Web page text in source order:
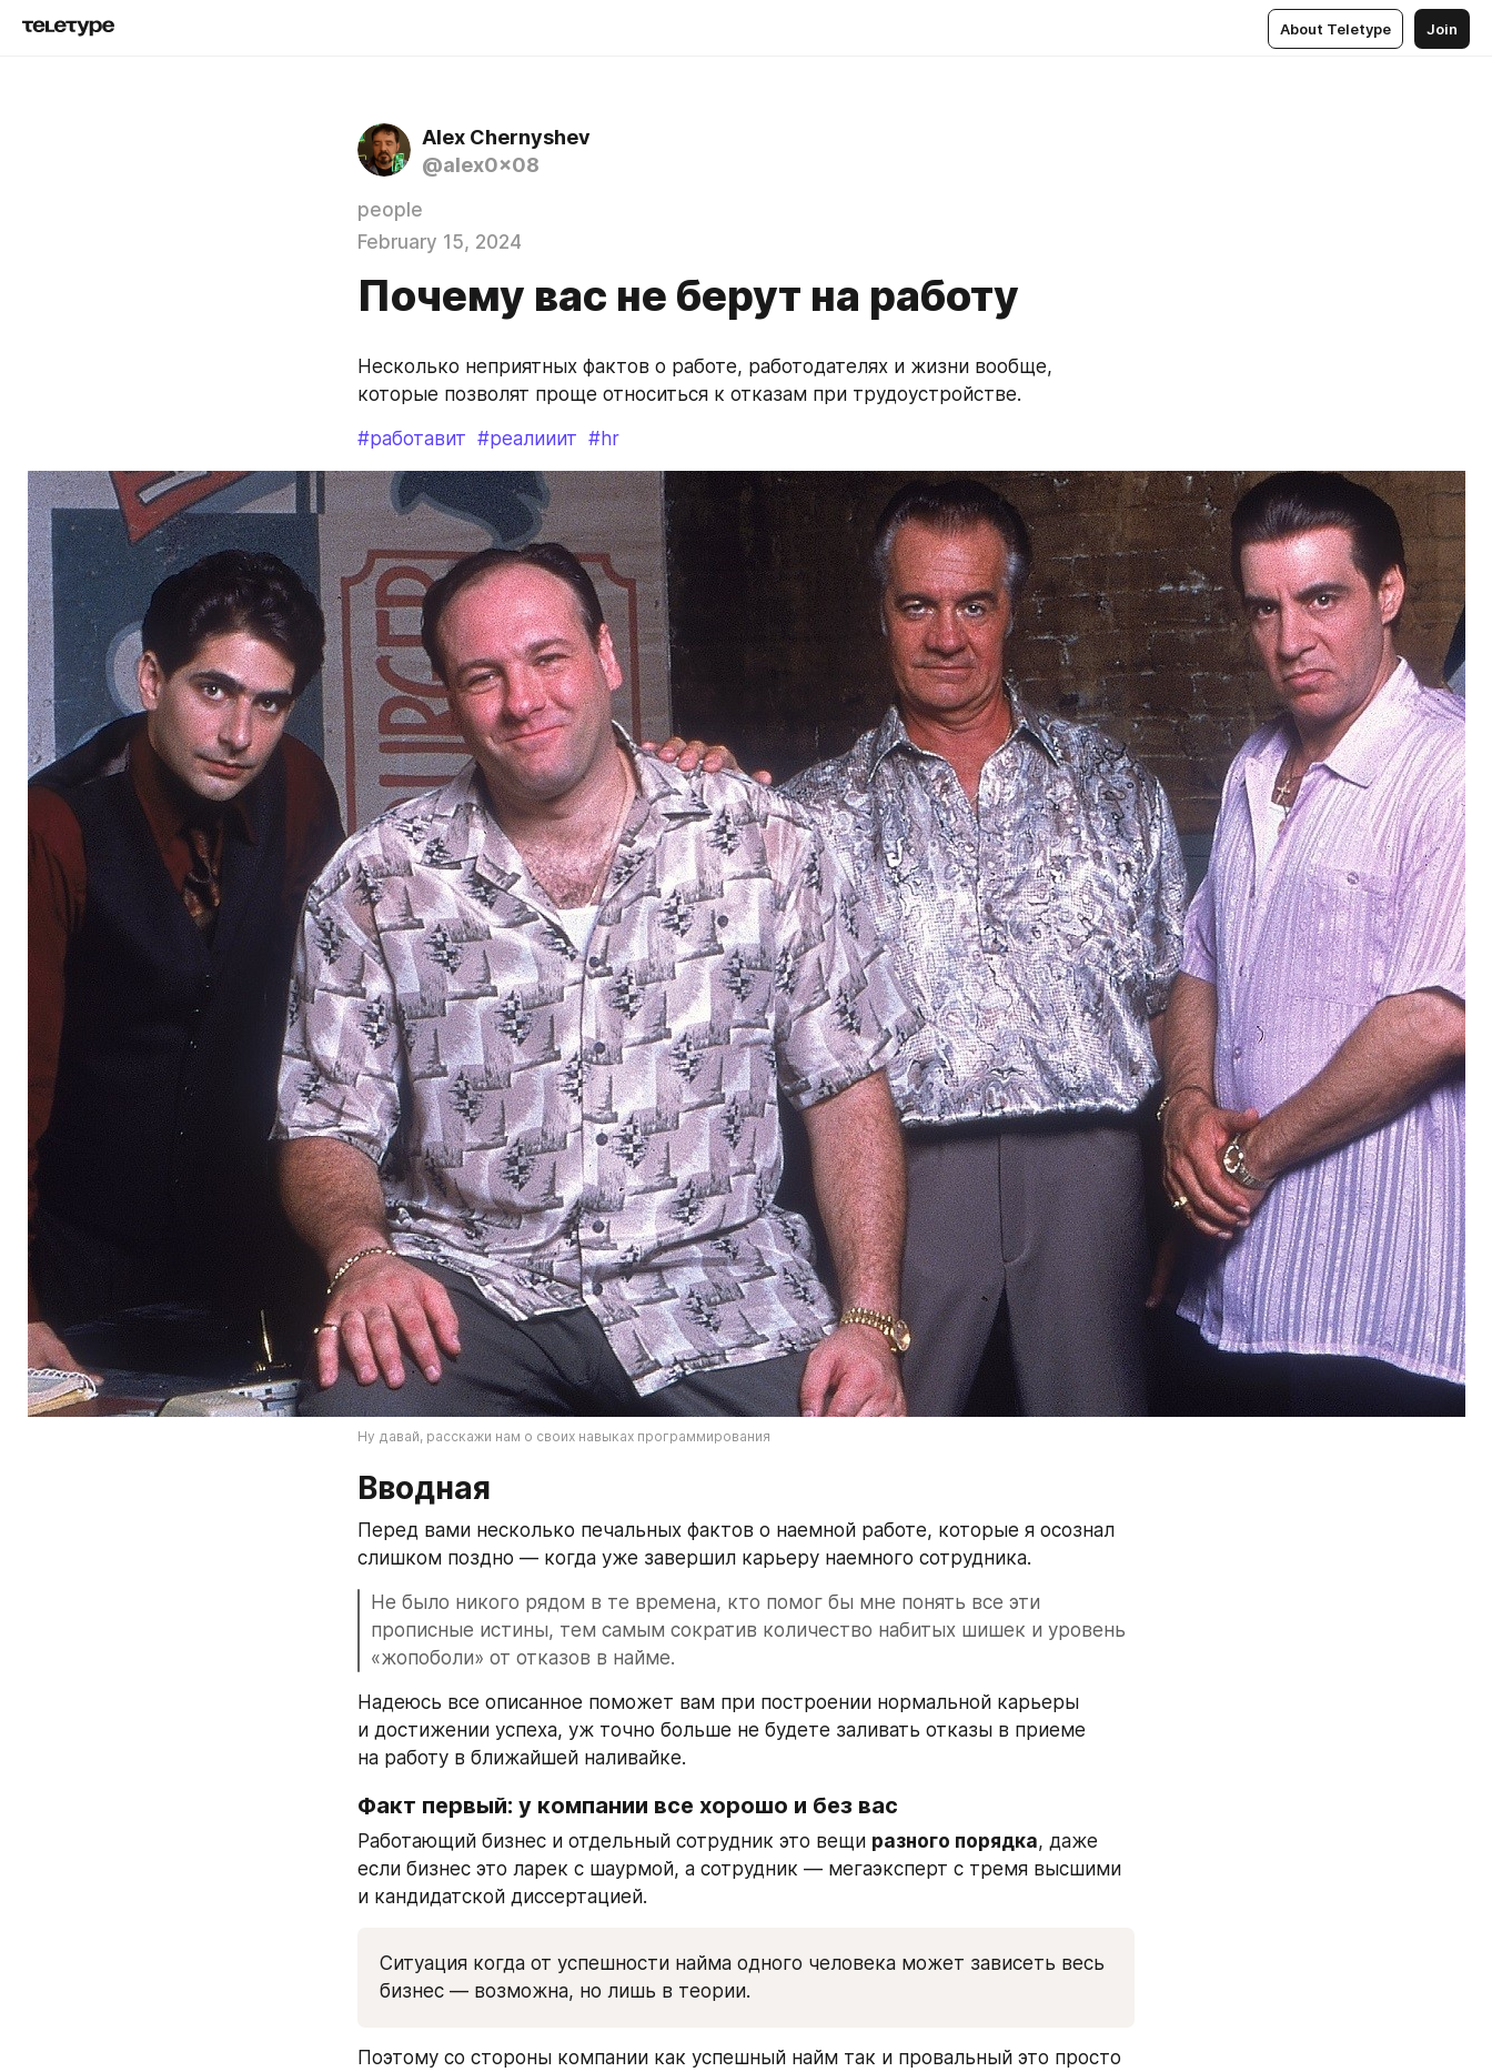
About Teletype Join
Alex Chernyshev
@alex0x08
people
February 15, 2024
Почему вас не берут на работу
Несколько неприятных фактов о работе, работодателях и жизни вообще,
которые позволят проще относиться к отказам при трудоустройстве.
#работавит #реалииит #hr
Ну давай, расскажи нам о своих навыках программирования
Вводная
Перед вами несколько печальных фактов о наемной работе, которые я осознал
слишком поздно — когда уже завершил карьеру наемного сотрудника.
Не было никого рядом в те времена, кто помог бы мне понять все эти
прописные истины, тем самым сократив количество набитых шишек и уровень
«жопоболи» от отказов в найме.
Надеюсь все описанное поможет вам при построении нормальной карьеры
и достижении успеха, уж точно больше не будете заливать отказы в приеме
на работу в ближайшей наливайке.
Факт первый: у компании все хорошо и без вас
Работающий бизнес и отдельный сотрудник это вещи разного порядка, даже
если бизнес это ларек с шаурмой, а сотрудник — мегаэксперт с тремя высшими
и кандидатской диссертацией.
Ситуация когда от успешности найма одного человека может зависеть весь
бизнес — возможна, но лишь в теории.